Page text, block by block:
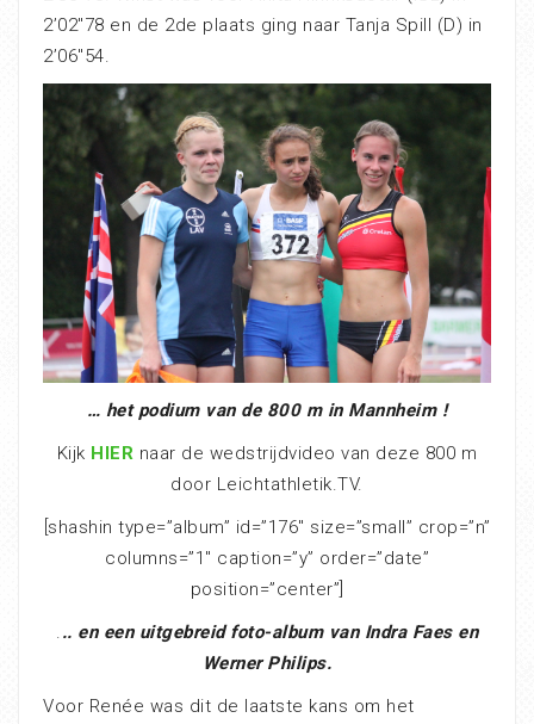
2’02″78 en de 2de plaats ging naar Tanja Spill (D) in
2’06″54.
… het podium van de 800 m in Mannheim !
Kijk HIER naar de wedstrijdvideo van deze 800 m
door Leichtathletik.TV.
[shashin type=”album” id=”176″ size=”small” crop=”n”
columns=”1″ caption=”y” order=”date”
position=”center”]
... en een uitgebreid foto-album van Indra Faes en
Werner Philips.
Voor Renée was dit de laatste kans om het